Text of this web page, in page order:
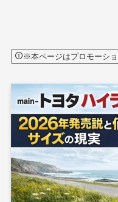
※本ページはプロモーシ